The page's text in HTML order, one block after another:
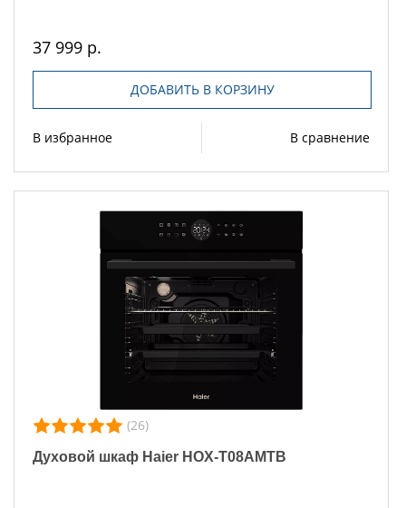
37 999 р.
ДОБАВИТЬ В КОРЗИНУ
В избранное В сравнение
(26)
Духовой шкаф Haier HOX-T08AMTB